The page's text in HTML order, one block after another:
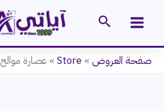
البحث
صفحة العروض »
Store
» عصارة موالح